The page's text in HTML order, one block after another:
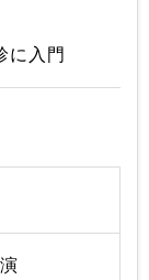
に入門